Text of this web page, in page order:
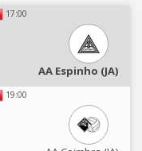
17:00
AA Espinho (JA)
19:00